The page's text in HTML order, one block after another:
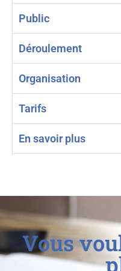
Public
Déroulement
Organisation
Tarifs
En savoir plus
Vous